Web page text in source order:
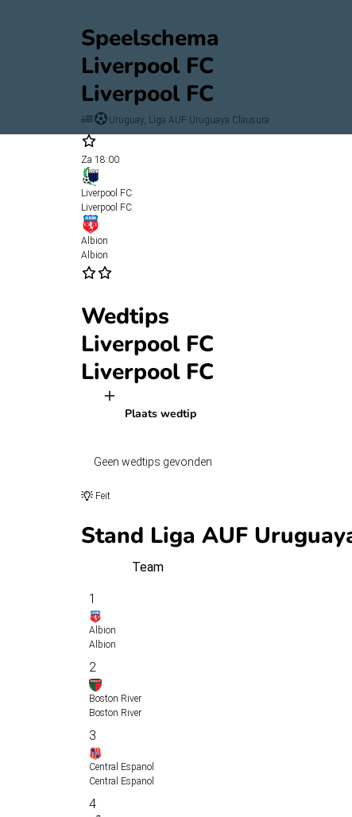
Speelschema
Liverpool FC
Liverpool FC
Uruguay, Liga AUF Uruguaya Clausura
Za 18:00
Liverpool FC
Liverpool FC
Albion
Albion
Wedtips
Liverpool FC
Liverpool FC
Plaats wedtip
Geen wedtips gevonden
Feit
Stand Liga AUF
Team
1
Albion
Albion
2
Boston River
Boston River
3
Central Espanol
Central Espanol
4